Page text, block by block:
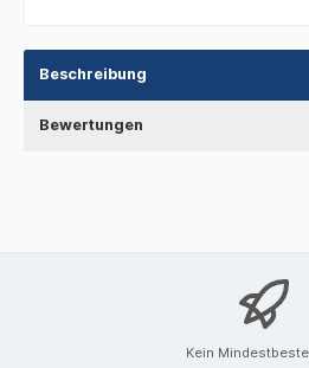
Beschreibung
Bewertungen
Kein